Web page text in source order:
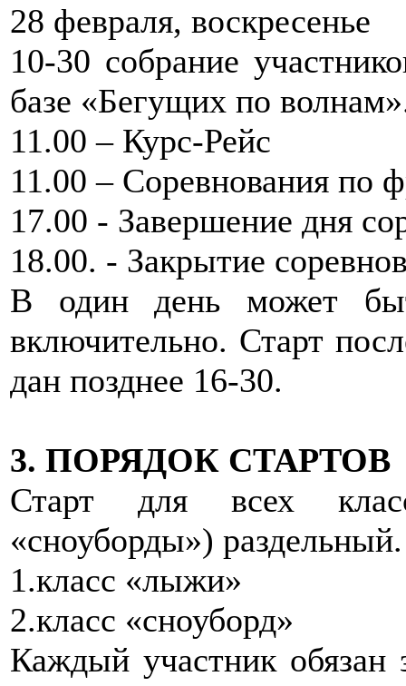
28 февраля, воскресенье
10-30 собрание
базе «Бегущих по
11.00 – Курс-Рейс
11.00 – Соревнования по
17.00 - Завершение дня
18.00. - Закрытие
В один день может
включительно. Старт
дан позднее 16-30.
3. ПОРЯДОК СТАРТОВ
Старт для всех
«сноуборды»)
1.класс «лыжи»
2.класс «сноуборд»
Каждый участник обязан